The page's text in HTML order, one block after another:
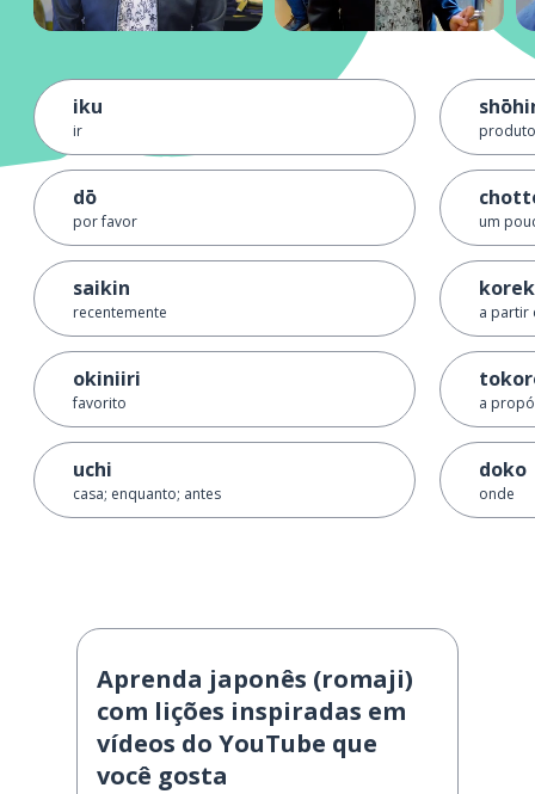
iku
ir
dō
por favor
saikin
recentemente
okiniiri
favorito
uchi
casa; enquanto; antes
produto
um
a partir
a
doko
onde
Aprenda japonês (romaji)
com lições inspiradas em
vídeos do YouTube que
você gosta